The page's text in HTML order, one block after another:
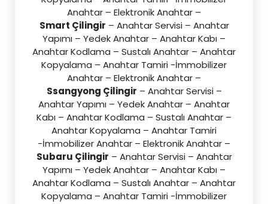
Anahtar – Elektronik Anahtar –
Smart Çilingir – Anahtar Servisi – Anahtar
Yapımı – Yedek Anahtar – Anahtar Kabı –
Anahtar Kodlama – Sustalı Anahtar – Anahtar
Kopyalama – Anahtar Tamiri -İmmobilizer
Anahtar – Elektronik Anahtar –
Ssangyong Çilingir – Anahtar Servisi –
Anahtar Yapımı – Yedek Anahtar – Anahtar
Kabı – Anahtar Kodlama – Sustalı Anahtar –
Anahtar Kopyalama – Anahtar Tamiri
-İmmobilizer Anahtar – Elektronik Anahtar –
Subaru Çilingir – Anahtar Servisi – Anahtar
Yapımı – Yedek Anahtar – Anahtar Kabı –
Anahtar Kodlama – Sustalı Anahtar – Anahtar
Kopyalama – Anahtar Tamiri -İmmobilizer